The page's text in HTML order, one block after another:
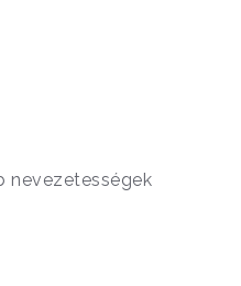
nevezetességek